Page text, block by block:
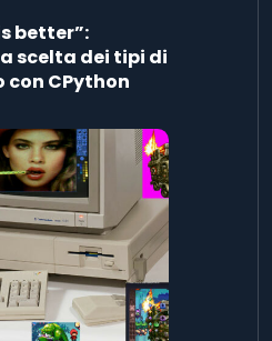
better”:
scelta dei tipi di
con CPython